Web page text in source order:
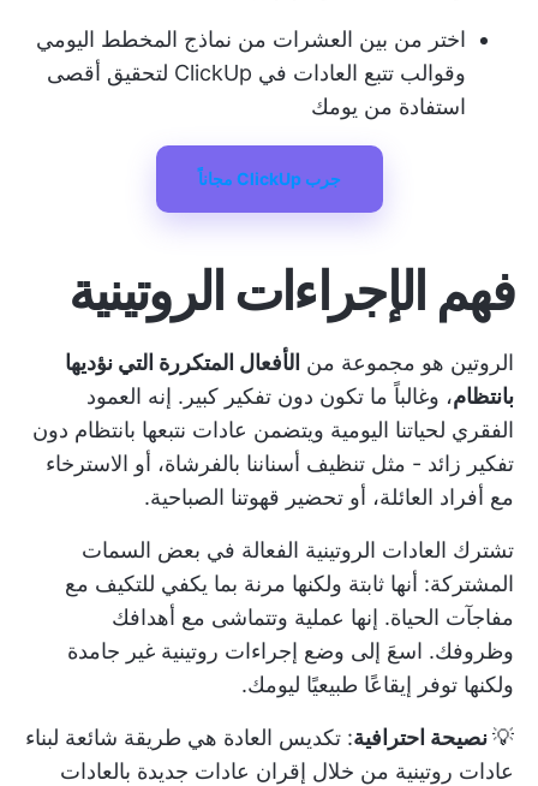
اختر من بين العشرات من نماذج المخطط اليومي
وقوالب تتبع العادات في ClickUp لتحقيق أقصى
استفادة من يومك
جرب ClickUp مجاناً
فهم الإجراءات الروتينية
الروتين هو مجموعة من الأفعال المتكررة التي نؤديها
بانتظام، وغالباً ما تكون دون تفكير كبير. إنه العمود
الفقري لحياتنا اليومية ويتضمن عادات نتبعها بانتظام دون
تفكير زائد - مثل تنظيف أسناننا بالفرشاة، أو الاسترخاء
مع أفراد العائلة، أو تحضير قهوتنا الصباحية.
تشترك العادات الروتينية الفعالة في بعض السمات
المشتركة: أنها ثابتة ولكنها مرنة بما يكفي للتكيف مع
مفاجآت الحياة. إنها عملية وتتماشى مع أهدافك
وظروفك. اسعَ إلى وضع إجراءات روتينية غير جامدة
ولكنها توفر إيقاعًا طبيعيًا ليومك.
💡نصيحة احترافية: تكديس العادة هي طريقة شائعة لبناء
عادات روتينية من خلال إقران عادات جديدة بالعادات